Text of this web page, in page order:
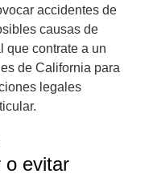
accidentes de
causas de
que contrate a un
de California para
legales
o evitar